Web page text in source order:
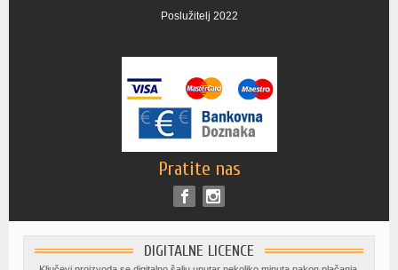
Poslužitelj 2022
Pratite nas
DIGITALNE LICENCE